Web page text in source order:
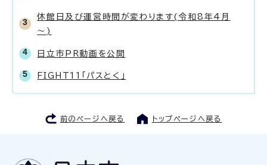
休館日及び運営時間が変わります(令和8年4月
～)
日立市PR動画を公開
FIGHT11「パスとく」
前のページへ戻る トップページへ戻る